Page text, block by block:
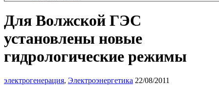
Для Волжской ГЭС
установлены новые
гидрологические режимы
электрогенерация, Электроэнергетика 22/08/2011